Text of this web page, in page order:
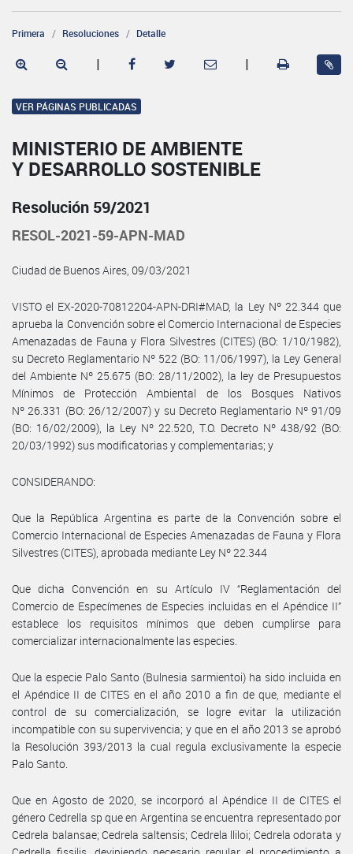
Primera Resoluciones Detalle
| |
VER PÁGINAS PUBLICADAS
MINISTERIO DE AMBIENTE
Y DESARROLLO SOSTENIBLE
Resolución 59/2021
RESOL-2021-59-APN-MAD
Ciudad de Buenos Aires, 09/03/2021
VISTO el EX-2020-70812204-APN-DRI#MAD, la Ley Nº 22.344 que
aprueba la Convención sobre el Comercio Internacional de Especies
Amenazadas de Fauna y Flora Silvestres (CITES) (BO: 1/10/1982),
su Decreto Reglamentario Nº 522 (BO: 11/06/1997), la Ley General
del Ambiente Nº 25.675 (BO: 28/11/2002), la ley de Presupuestos
Mínimos de Protección Ambiental de los Bosques Nativos
Nº 26.331 (BO: 26/12/2007) y su Decreto Reglamentario Nº 91/09
(BO: 16/02/2009), la Ley Nº 22.520, T.O. Decreto Nº 438/92 (BO:
20/03/1992) sus modificatorias y complementarias; y
CONSIDERANDO:
Que la República Argentina es parte de la Convención sobre el
Comercio Internacional de Especies Amenazadas de Fauna y Flora
Silvestres (CITES), aprobada mediante Ley Nº 22.344
Que dicha Convención en su Artículo IV “Reglamentación del
Comercio de Especímenes de Especies incluidas en el Apéndice II”
establece los requisitos mínimos que deben cumplirse para
comercializar internacionalmente las especies.
Que la especie Palo Santo (Bulnesia sarmientoi) ha sido incluida en
el Apéndice II de CITES en el año 2010 a fin de que, mediante el
control de su comercialización, se logre evitar la utilización
incompatible con su supervivencia; y que en el año 2013 se aprobó
la Resolución 393/2013 la cual regula exclusivamente la especie
Palo Santo.
Que en Agosto de 2020, se incorporó al Apéndice II de CITES el
género Cedrella sp que en Argentina se encuentra representado por
Cedrela balansae; Cedrela saltensis; Cedrela lliloi; Cedrela odorata y